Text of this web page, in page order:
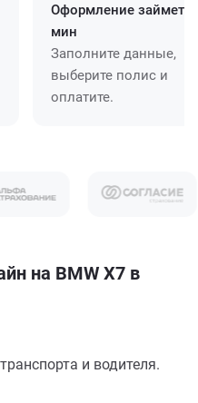
Оформление займет
мин
Заполните данные,
выберите полис и
оплатите.
на BMW X7 в
и водителя.